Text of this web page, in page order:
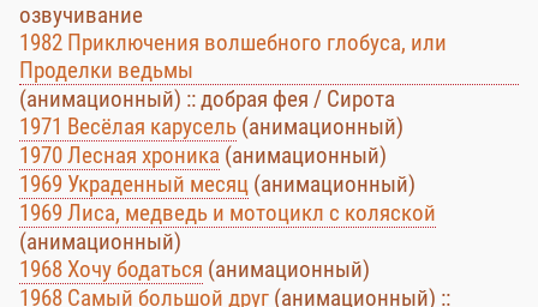
озвучивание
1982 Приключения волшебного глобуса, или
Проделки ведьмы
(анимационный) :: добрая фея / Сирота
1971 Весёлая карусель (анимационный)
1970 Лесная хроника (анимационный)
1969 Украденный месяц (анимационный)
1969 Лиса, медведь и мотоцикл с коляской
(анимационный)
1968 Хочу бодаться (анимационный)
1968 Самый большой друг (анимационный) ::